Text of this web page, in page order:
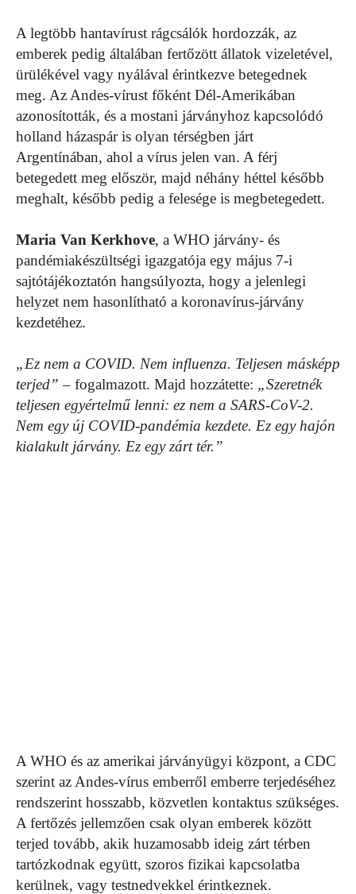
A legtöbb hantavírust rágcsálók hordozzák, az
emberek pedig általában fertőzött állatok vizeletével,
ürülékével vagy nyálával érintkezve betegednek
meg. Az Andes-vírust főként Dél-Amerikában
azonosították, és a mostani járványhoz kapcsolódó
holland házaspár is olyan térségben járt
Argentínában, ahol a vírus jelen van. A férj
betegedett meg először, majd néhány héttel később
meghalt, később pedig a felesége is megbetegedett.
Maria Van Kerkhove, a WHO járvány- és
pandémiakészültségi igazgatója egy május 7-i
sajtótájékoztatón hangsúlyozta, hogy a jelenlegi
helyzet nem hasonlítható a koronavírus-járvány
kezdetéhez.
„Ez nem a COVID. Nem influenza. Teljesen másképp
terjed” – fogalmazott. Majd hozzátette: „Szeretnék
teljesen egyértelmű lenni: ez nem a SARS-CoV-2.
Nem egy új COVID-pandémia kezdete. Ez egy hajón
kialakult járvány. Ez egy zárt tér.”
A WHO és az amerikai járványügyi központ, a CDC
szerint az Andes-vírus emberről emberre terjedéséhez
rendszerint hosszabb, közvetlen kontaktus szükséges.
A fertőzés jellemzően csak olyan emberek között
terjed tovább, akik huzamosabb ideig zárt térben
tartózkodnak együtt, szoros fizikai kapcsolatba
kerülnek, vagy testnedvekkel érintkeznek.